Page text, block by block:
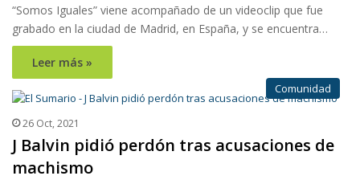
“Somos Iguales” viene acompañado de un videoclip que fue
grabado en la ciudad de Madrid, en España, y se encuentra…
Leer más »
Comunidad
26 Oct, 2021
J Balvin pidió perdón tras acusaciones de
machismo